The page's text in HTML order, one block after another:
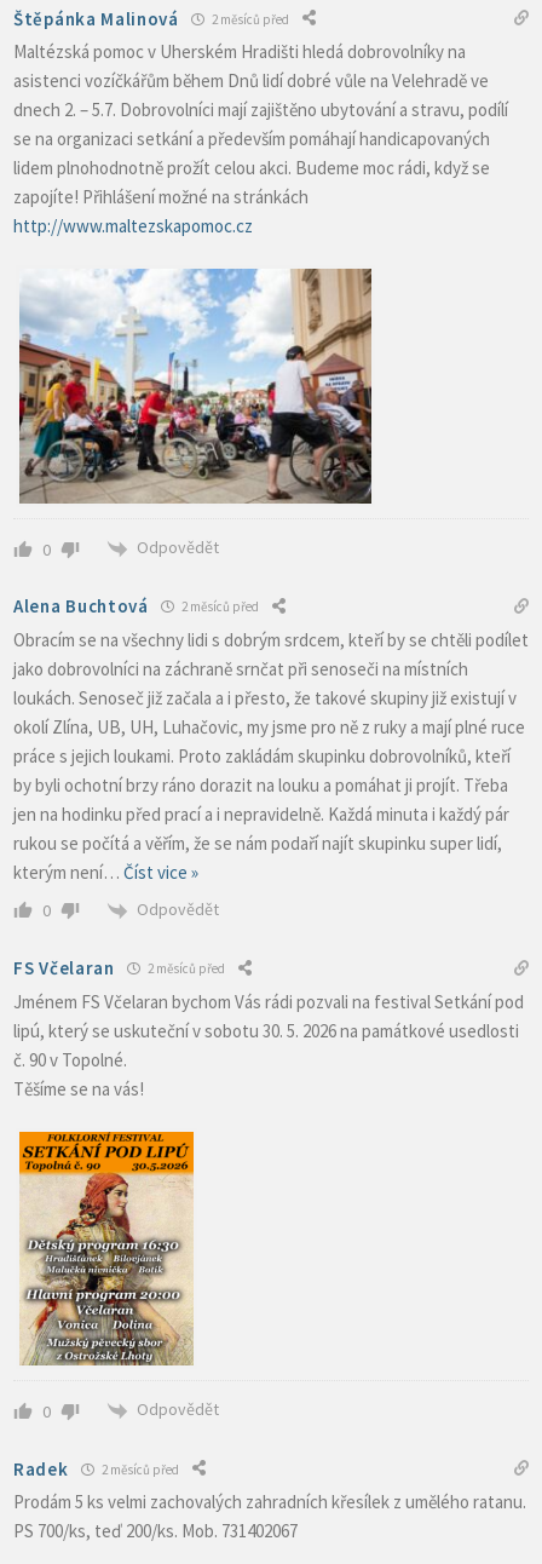
Štěpánka Malinová 2 měsíců před
Maltézská pomoc v Uherském Hradišti hledá dobrovolníky na
asistenci vozíčkářům během Dnů lidí dobré vůle na Velehradě ve
dnech 2. – 5.7. Dobrovolníci mají zajištěno ubytování a stravu, podílí
se na organizaci setkání a především pomáhají handicapovaných
lidem plnohodnotně prožít celou akci. Budeme moc rádi, když se
zapojíte! Přihlášení možné na stránkách
http://www.maltezskapomoc.cz
0 Odpovědět
Alena Buchtová 2 měsíců před
Obracím se na všechny lidi s dobrým srdcem, kteří by se chtěli podílet
jako dobrovolníci na záchraně srnčat při senoseči na místních
loukách. Senoseč již začala a i přesto, že takové skupiny již existují v
okolí Zlína, UB, UH, Luhačovic, my jsme pro ně z ruky a mají plné ruce
práce s jejich loukami. Proto zakládám skupinku dobrovolníků, kteří
by byli ochotní brzy ráno dorazit na louku a pomáhat ji projít. Třeba
jen na hodinku před prací a i nepravidelně. Každá minuta i každý pár
rukou se počítá a věřím, že se nám podaří najít skupinku super lidí,
kterým není… Číst vice »
0 Odpovědět
FS Včelaran 2 měsíců před
Jménem FS Včelaran bychom Vás rádi pozvali na festival Setkání pod
lipú, který se uskuteční v sobotu 30. 5. 2026 na památkové usedlosti
č. 90 v Topolné.
Těšíme se na vás!
0 Odpovědět
Radek 2 měsíců před
Prodám 5 ks velmi zachovalých zahradních křesílek z umělého ratanu.
PS 700/ks, teď 200/ks. Mob. 731402067